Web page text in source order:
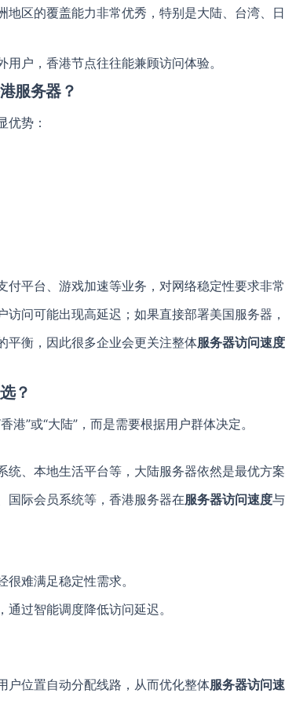
地区的覆盖能力非常优秀，特别是大陆、台湾、
户，香港节点往往能兼顾访问体验。
服务器？
优势：
付平台、游戏加速等业务，对网络稳定性要求非
访问可能出现高延迟；如果直接部署美国服务器
平衡，因此很多企业会更关注整体服务器访问速度
？
”或“大陆”，而是需要根据用户群体决定。
统、本地生活平台等，大陆服务器依然是最优方
国际会员系统等，香港服务器在服务器访问速度
难满足稳定性需求。
过智能调度降低访问延迟。
户位置自动分配线路，从而优化整体服务器访问
在线留言
联系名称 *
电话号码